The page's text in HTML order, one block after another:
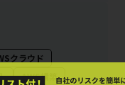
クラウド
AWS構築